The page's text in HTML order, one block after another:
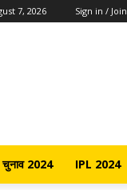
7, 2026 Sign in / Join
चुनाव 2024 IPL 2024